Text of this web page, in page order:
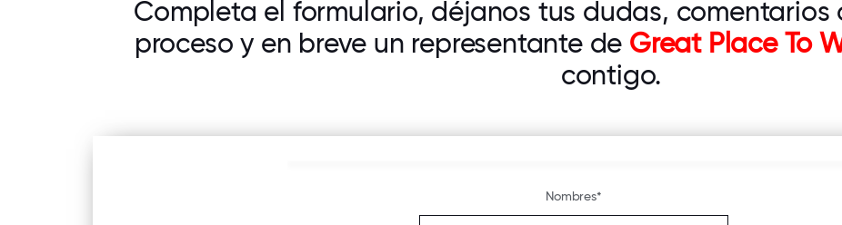
Completa el formulario, déjanos tus dudas, comentarios
proceso y en breve un representante de Great Place To
contigo.